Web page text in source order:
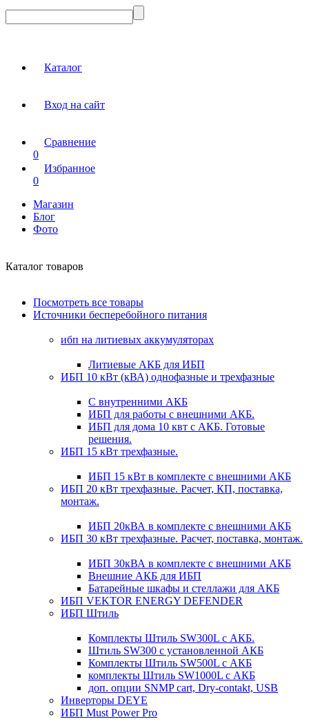
Каталог
Вход на сайт
Сравнение
0
Избранное
0
Магазин
Блог
Фото
Каталог товаров
Посмотреть все товары
Источники бесперебойного питания
ибп на литиевых аккумуляторах
Литиевые АКБ для ИБП
ИБП 10 кВт (кВА) однофазные и трехфазные
С внутренними АКБ
ИБП для работы с внешними АКБ.
ИБП для дома 10 квт с АКБ. Готовые
решения.
ИБП 15 кВт трехфазные.
ИБП 15 кВт в комплекте с внешними АКБ
ИБП 20 кВт трехфазные. Расчет, КП, поставка,
монтаж.
ИБП 20кВА в комплекте с внешними АКБ
ИБП 30 кВт трехфазные. Расчет, поставка, монтаж.
ИБП 30кВА в комплекте с внешними АКБ
Внешние АКБ для ИБП
Батарейные шкафы и стеллажи для АКБ
ИБП VEKTOR ENERGY DEFENDER
ИБП Штиль
Комплекты Штиль SW300L с АКБ.
Штиль SW300 с установленной АКБ
Комплекты Штиль SW500L с АКБ
комплекты Штиль SW1000L с АКБ
доп. опции SNMP cart, Dry-contakt, USB
Инверторы DEYE
ИБП Must Power Pro